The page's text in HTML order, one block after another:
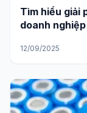
Tìm hiểu giải
doanh nghiệp
12/09/2025